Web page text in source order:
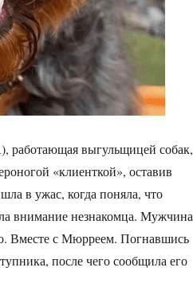
выгульщицей собак,
«клиенткой», оставив
в ужас, когда поняла, что
внимание незнакомца. Мужчина
Вместе с Мюрреем. Погнавшись
после чего сообщила его